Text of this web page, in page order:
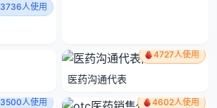
3736人使用
4727人使用
医药沟通代表
3500人使用 4602人使用